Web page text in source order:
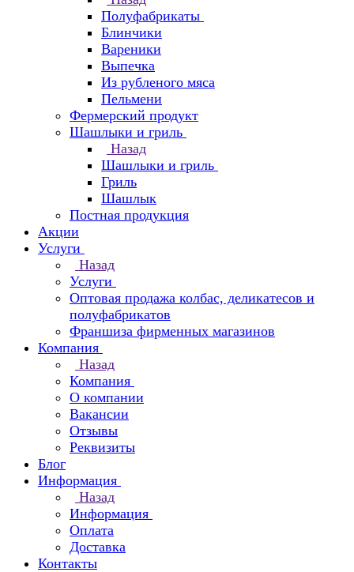
Полуфабрикаты
Блинчики
Вареники
Выпечка
Из рубленого мяса
Пельмени
Фермерский продукт
Шашлыки и гриль
Назад
Шашлыки и гриль
Гриль
Шашлык
Постная продукция
Акции
Услуги
Назад
Услуги
Оптовая продажа колбас, деликатесов и
полуфабрикатов
Франшиза фирменных магазинов
Компания
Назад
Компания
О компании
Вакансии
Отзывы
Реквизиты
Блог
Информация
Назад
Информация
Оплата
Доставка
Контакты